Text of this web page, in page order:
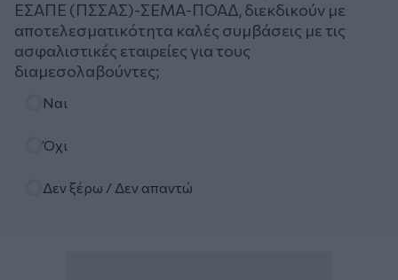
ΕΣΑΠΕ (ΠΣΣΑΣ)-ΣΕΜΑ-ΠΟΑΔ, διεκδικούν με
αποτελεσματικότητα καλές συμβάσεις με τις
ασφαλιστικές εταιρείες για τους
διαμεσολαβούντες;
Ναι
Όχι
Δεν ξέρω / Δεν απαντώ